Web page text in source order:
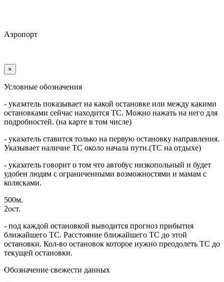
Аэропорт
×
Условные обозначения
- указатель показывает на какой остановке или между какими
остановками сейчас находится ТС. Можно нажать на него для
подробностей. (на карте в том числе)
- указатель ставится только на первую остановку направления.
Указывает наличие ТС около начала пути.(ТС на отдыхе)
- указатель говорит о том что автобус низкопольный и будет
удобен людям с ограниченными возможностями и мамам с
колясками.
500м.
2ост.
- под каждой остановкой выводится прогноз прибытия
ближайшего ТС. Расстояние ближайшего ТС до этой
остановки. Кол-во остановок которое нужно преодолеть ТС до
текущей остановки.
Обозначение свежести данных